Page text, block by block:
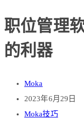
职位管理
的利器
Moka
2023年6月29日
Moka技巧